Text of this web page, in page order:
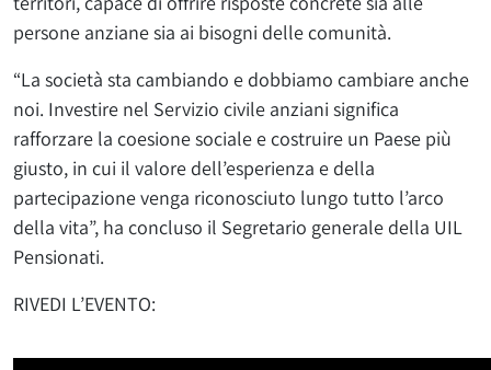
persone anziane sia ai bisogni delle comunità.
“La società sta cambiando e dobbiamo cambiare anche
noi. Investire nel Servizio civile anziani significa
rafforzare la coesione sociale e costruire un Paese più
giusto, in cui il valore dell’esperienza e della
partecipazione venga riconosciuto lungo tutto l’arco
della vita”, ha concluso il Segretario generale della UIL
Pensionati.
RIVEDI L’EVENTO: